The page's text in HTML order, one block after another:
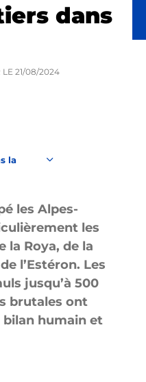
dans
LE 21/08/2024
la
les Alpes-
les
la Roya, de la
l’Estéron. Les
jusqu’à 500
brutales ont
humain et